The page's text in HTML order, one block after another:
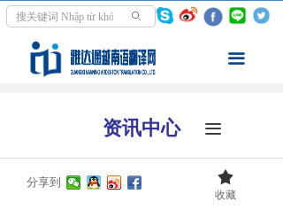
ꄙ
끀
首页
翻译服务
学越南语
分享到
资讯中心 끀
끄
收藏